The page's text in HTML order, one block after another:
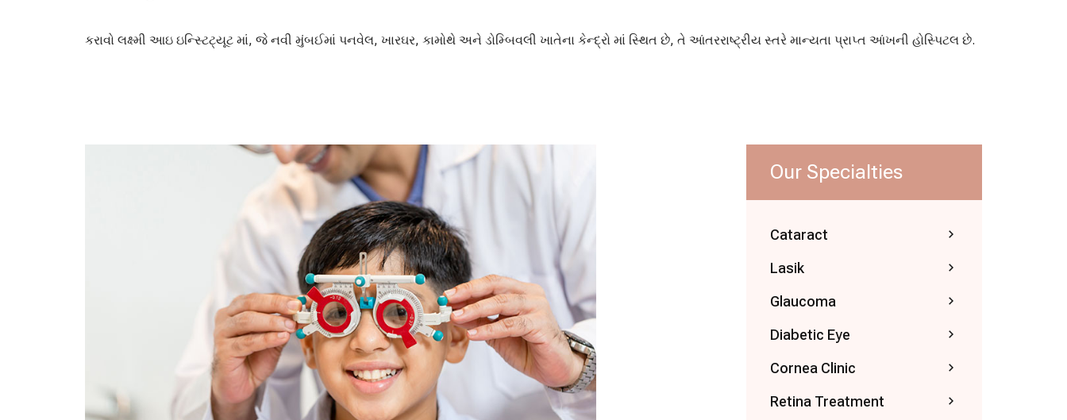
કરાવો લક્ષ્મી આઇ ઇન્સ્ટિટ્યૂટ માં, જે નવી મુંબઈમાં પનવેલ, ખારઘર, કામોથે અને ડોમ્બિવલી ખાતેના કેન્દ્રો માં સ્થિત છે, તે આંતરરાષ્ટ્રીય સ્તરે માન્યતા પ્રાપ્ત આંખની હોસ્પિટલ છે.
Our Specialties
Cataract
Lasik
Glaucoma
Diabetic Eye
Cornea Clinic
Retina Treatment